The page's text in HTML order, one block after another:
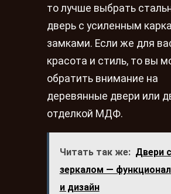
то лучше выбрать
дверь с усиленным
замками. Если же для
красота и стиль, то вы
обратить внимание на
деревянные двери или
отделкой МДФ.
Читать так же: Двери с
зеркалом —
и дизайн